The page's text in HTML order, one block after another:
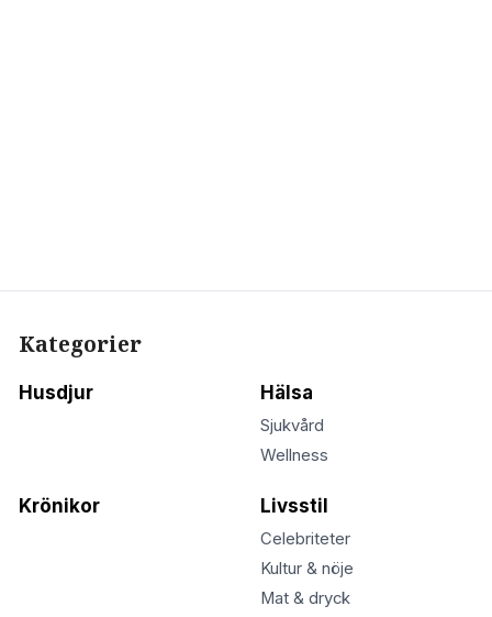
Kategorier
Husdjur Hälsa
Sjukvård
Wellness
Krönikor Livsstil
Celebriteter
Kultur & nöje
Mat & dryck